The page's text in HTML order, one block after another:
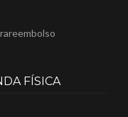
FÍSICA